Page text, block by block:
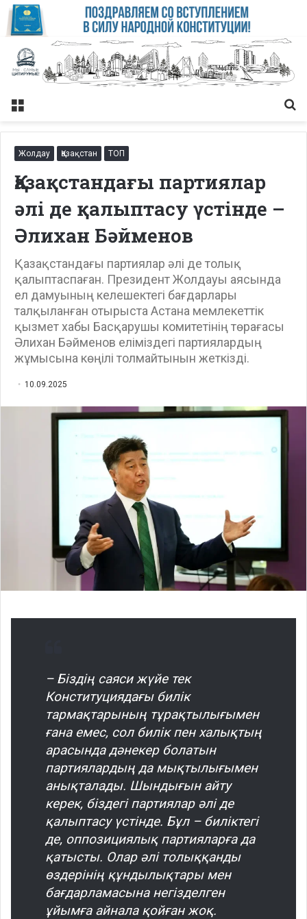
Меню
Жолдау Қазақстан ТОП
Қазақстандағы партиялар
әлі де қалыптасу үстінде –
Әлихан Бәйменов
Қазақстандағы партиялар әлі де толық
қалыптаспаған. Президент Жолдауы аясында
ел дамуының келешектегі бағдарлары
талқыланған отырыста Астана мемлекеттік
қызмет хабы Басқарушы комитетінің төрағасы
Әлихан Бәйменов еліміздегі партиялардың
жұмысына көңілі толмайтынын жеткізді.
10.09.2025
– Біздің саяси жүйе тек
Конституциядағы билік
тармақтарының тұрақтылығымен
ғана емес, сол билік пен халықтың
арасында дәнекер болатын
партиялардың да мықтылығымен
анықталады. Шындығын айту
керек, біздегі партиялар әлі де
қалыптасу үстінде. Бұл – биліктегі
де, оппозициялық партияларға да
қатысты. Олар әлі толыққанды
өздерінің құндылықтары мен
бағдарламасына негізделген
ұйымға айнала қойған жоқ.